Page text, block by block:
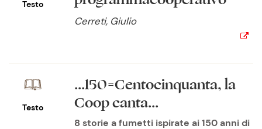
Testo
Cerreti, Giulio
Testo
...150=Centocinquanta, la
Coop canta...
8 storie a fumetti ispirate ai 150 anni di